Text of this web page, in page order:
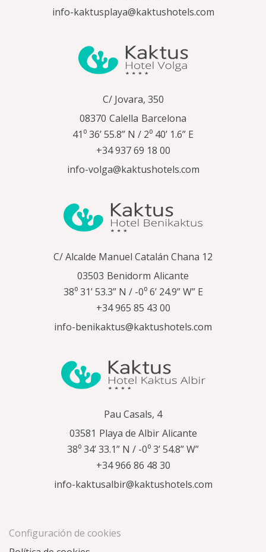
info-kaktusplaya@kaktushotels.com
C/ Jovara, 350
08370 Calella Barcelona
41⁰ 36’ 55.8” N / 2⁰ 40’ 1.6” E
+34 937 69 18 00
info-volga@kaktushotels.com
C/ Alcalde Manuel Catalán Chana 12
03503 Benidorm Alicante
38⁰ 31’ 53.3” N / -0⁰ 6’ 24.9” W” E
+34 965 85 43 00
info-benikaktus@kaktushotels.com
Pau Casals, 4
03581 Playa de Albir Alicante
38⁰ 34’ 33.1” N / -0⁰ 3’ 54.8” W”
+34 966 86 48 30
info-kaktusalbir@kaktushotels.com
Configuración de cookies